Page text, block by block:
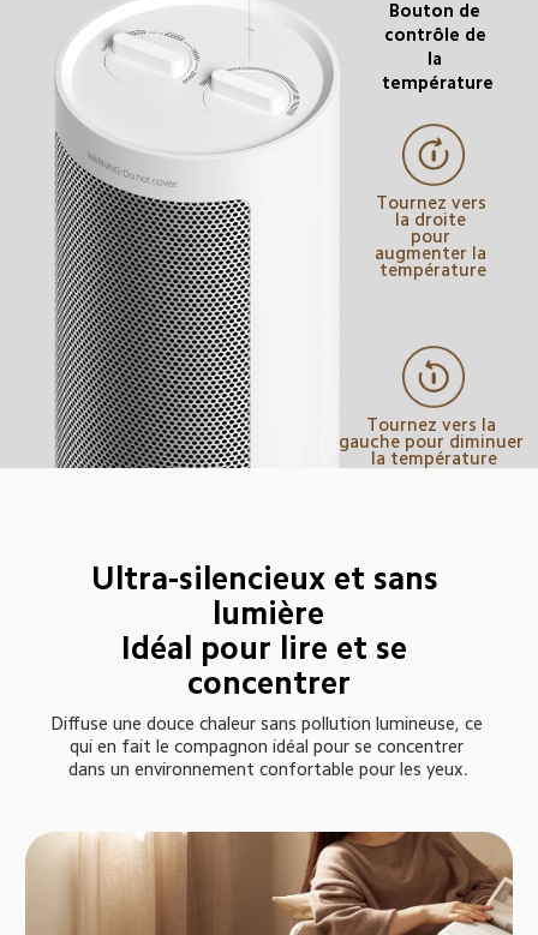
Bouton de
contrôle de
la
température
Tournez vers
la droite
pour
augmenter la
température
Tournez vers la
gauche pour diminuer
la température
Ultra-silencieux et sans
lumière
Idéal pour lire et se
concentrer
Diffuse une douce chaleur sans pollution lumineuse, ce
qui en fait le compagnon idéal pour se concentrer
dans un environnement confortable pour les yeux.